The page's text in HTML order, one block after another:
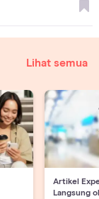
Lihat semua
Artikel
Langsung